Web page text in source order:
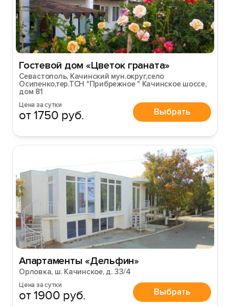
Гостевой дом «Цветок граната»
Севастополь, Качинский мун.округ,село
Осипенко,тер.ТСН "Прибрежное " Качинское шоссе,
дом 81
Цена за сутки
от 1750 руб. Выбрать
Апартаменты «Дельфин»
Орловка, ш. Качинское, д. 33/4
Цена за сутки
от 1900 руб. Выбрать
Вход на сайт
Зарегистрироваться
Войти
Войти с помощью